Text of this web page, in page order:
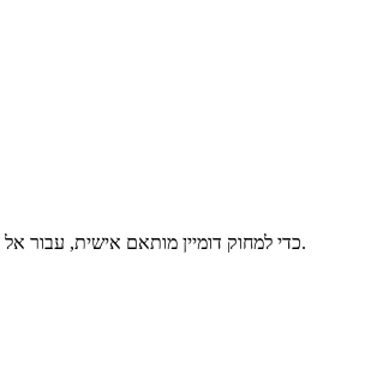
כדי למחוק דומיין מותאם אישית, עבור אלבחלון המודאלי.